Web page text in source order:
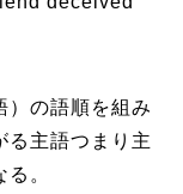
）の語順を組み
る主語つまり主
。